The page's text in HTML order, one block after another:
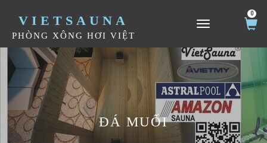
VIETSAUNA
PHÒNG XÔNG HƠI VIỆT
TOGGLE NAVIGATION
0
ĐÁ MUỐI